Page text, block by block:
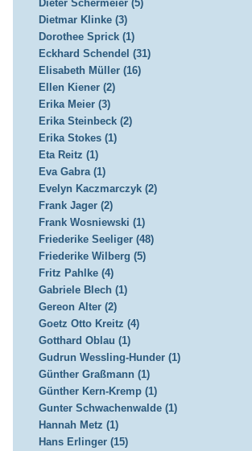
Dieter Schermeier (5)
Dietmar Klinke (3)
Dorothee Sprick (1)
Eckhard Schendel (31)
Elisabeth Müller (16)
Ellen Kiener (2)
Erika Meier (3)
Erika Steinbeck (2)
Erika Stokes (1)
Eta Reitz (1)
Eva Gabra (1)
Evelyn Kaczmarczyk (2)
Frank Jager (2)
Frank Wosniewski (1)
Friederike Seeliger (48)
Friederike Wilberg (5)
Fritz Pahlke (4)
Gabriele Blech (1)
Gereon Alter (2)
Goetz Otto Kreitz (4)
Gotthard Oblau (1)
Gudrun Wessling-Hunder (1)
Günther Graßmann (1)
Günther Kern-Kremp (1)
Gunter Schwachenwalde (1)
Hannah Metz (1)
Hans Erlinger (15)